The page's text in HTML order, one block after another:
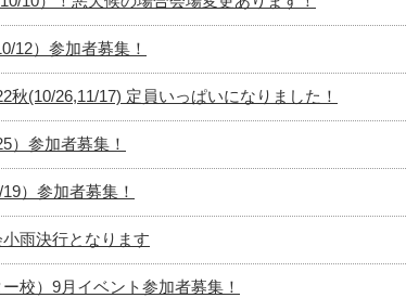
12）参加者募集！
秋(10/26,11/17) 定員いっぱいになりました！
）参加者募集！
）参加者募集！
雨決行となります
校）9月イベント参加者募集！